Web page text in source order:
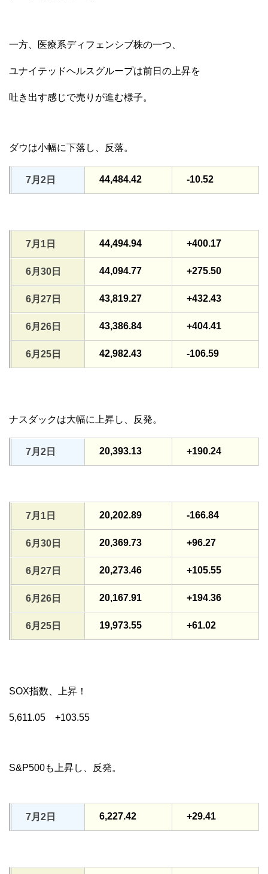
一方、医療系ディフェンシブ株の一つ、
ユナイテッドヘルスグループは前日の上昇を
吐き出す感じで売りが進む様子。
ダウは小幅に下落し、反落。
7月2日 44,484.42 -10.52
7月1日 44,494.94 +400.17
6月30日 44,094.77 +275.50
6月27日 43,819.27 +432.43
6月26日 43,386.84 +404.41
6月25日 42,982.43 -106.59
ナスダックは大幅に上昇し、反発。
7月2日 20,393.13 +190.24
7月1日 20,202.89 -166.84
6月30日 20,369.73 +96.27
6月27日 20,273.46 +105.55
6月26日 20,167.91 +194.36
6月25日 19,973.55 +61.02
SOX指数、上昇！
5,611.05 +103.55
S&P500も上昇し、反発。
7月2日 6,227.42 +29.41